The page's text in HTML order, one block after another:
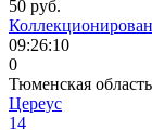
50 руб.
09:26:10
0
Тюменская
Цереус
14